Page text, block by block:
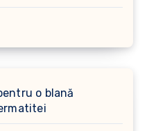
o blană